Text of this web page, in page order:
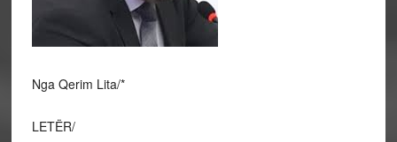
Nga Qerim Lita/*
LETËR/